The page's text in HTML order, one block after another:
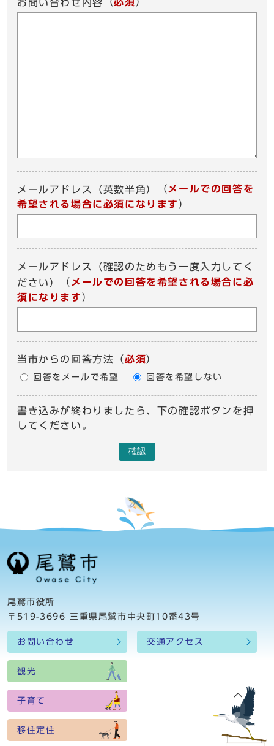
お問い合わせ内容
メールアドレス（英数半角） （ メールでの回答を
希望される場合に必須になります ）
メールアドレス（確認のためもう一度入力してく
ださい）
（ メールでの回答を希望される場合に必
須になります ）
当市からの回答方法 （必須）
回答をメールで希望 回答を希望しない
書き込みが終わりましたら、下の確認ボタンを押
してください。
確認
尾鷲市役所
〒519-3696 三重県尾鷲市中央町10番43号
お問い合わせ 交通アクセス
観光
子育て
移住定住